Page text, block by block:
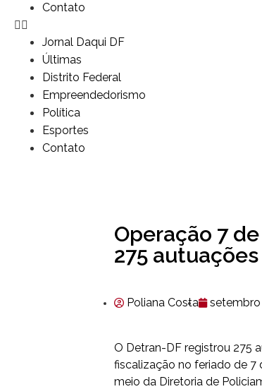
Contato
Jornal Daqui DF
Últimas
Distrito Federal
Empreendedorismo
Política
Esportes
Contato
Operação 7
275 autuações
Poliana Costa setembro
O Detran-DF registrou 275
fiscalização no feriado de 7
meio da Diretoria de